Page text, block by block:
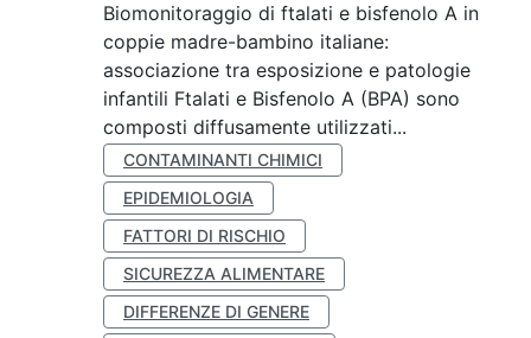
Biomonitoraggio di ftalati e bisfenolo A in
coppie madre-bambino italiane:
associazione tra esposizione e patologie
infantili Ftalati e Bisfenolo A (BPA) sono
composti diffusamente utilizzati...
CONTAMINANTI CHIMICI
EPIDEMIOLOGIA
FATTORI DI RISCHIO
SICUREZZA ALIMENTARE
DIFFERENZE DI GENERE